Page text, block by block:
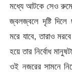
মধ্যে আটকে সেও রুমে
জ্বলজ্বলে দৃষ্টি
মরে যাবে, তারাও
হয়ে তার নির্বোধ
ওই নজরের সামনে